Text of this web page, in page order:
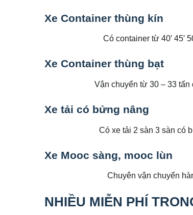
Xe Container thùng kín
Có container từ 40′ 45′
Xe Container thùng bạt
Vận chuyển từ 30 – 33
Xe tải có bửng nâng
Có xe tải 2 sàn 3 sàn có
Xe Mooc sàng, mooc lùn
Chuyên vận chuyển
NHIỀU MIỄN PHÍ